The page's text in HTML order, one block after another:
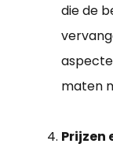
die de
maten
Prijzen